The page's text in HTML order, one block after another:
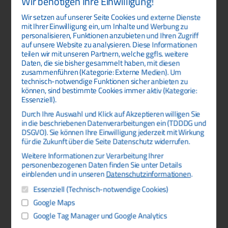
Anlage bietet.
Produktdetails
Ø
25 mm
Messbereiche
Relativdruck
100 mbar bis 150 bar (beliebige
Zwischenbereiche; bidirektional)
Absolutdruck
250 mbar bis 150 bar (beliebige
Zwischenbereiche)
Ausgang
0 bis 5V oder 0 bis 10V
Komp. Temperaturbereich
0°C bis +50°C
Druckanschlüsse
G1/4“ innen; G1/4“ aussen nach
DIN 3852 T11 inkl. Dichtung
Genauigkeit:
Wir setzen auf unserer Seite Cookies und externe Dienste
mit Ihrer Einwilligung ein, um Inhalte und Werbung zu
personalisieren, Funktionen anzubieten und Ihren Zugriff
auf unsere Website zu analysieren. Diese Informationen
teilen wir mit unseren Partnern, welche ggfls. weitere
Daten, die sie bisher gesammelt haben, mit diesen
zusammenführen (Kategorie: Externe Medien). Um
technisch-notwendige Funktionen sicher anbieten zu
können, sind bestimmte Cookies immer aktiv (Kategorie:
Essenziell).
Durch Ihre Auswahl und Klick auf Akzeptieren willigen Sie
in die beschriebenen Datenverarbeitungen ein (TDDDG und
DSGVO). Sie können Ihre Einwilligung jederzeit mit Wirkung
für die Zukunft über die Seite Datenschutz widerrufen.
Weitere Informationen zur Verarbeitung Ihrer
personenbezogenen Daten finden Sie unter Details
einblenden und in unserenDatenschutzinformationen.
Essenziell (Technisch-notwendige Cookies)
Google Maps
Google Tag Manager und Google Analytics